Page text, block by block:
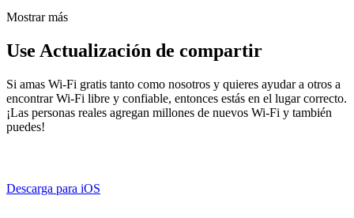
Mostrar más
Use Actualización de compartir
Si amas Wi-Fi gratis tanto como nosotros y quieres ayudar a otros a
encontrar Wi-Fi libre y confiable, entonces estás en el lugar correcto.
¡Las personas reales agregan millones de nuevos Wi-Fi y también
puedes!
Descarga para iOS